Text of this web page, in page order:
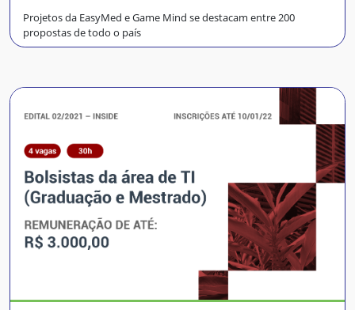
Projetos da EasyMed e Game Mind se destacam entre 200
propostas de todo o país